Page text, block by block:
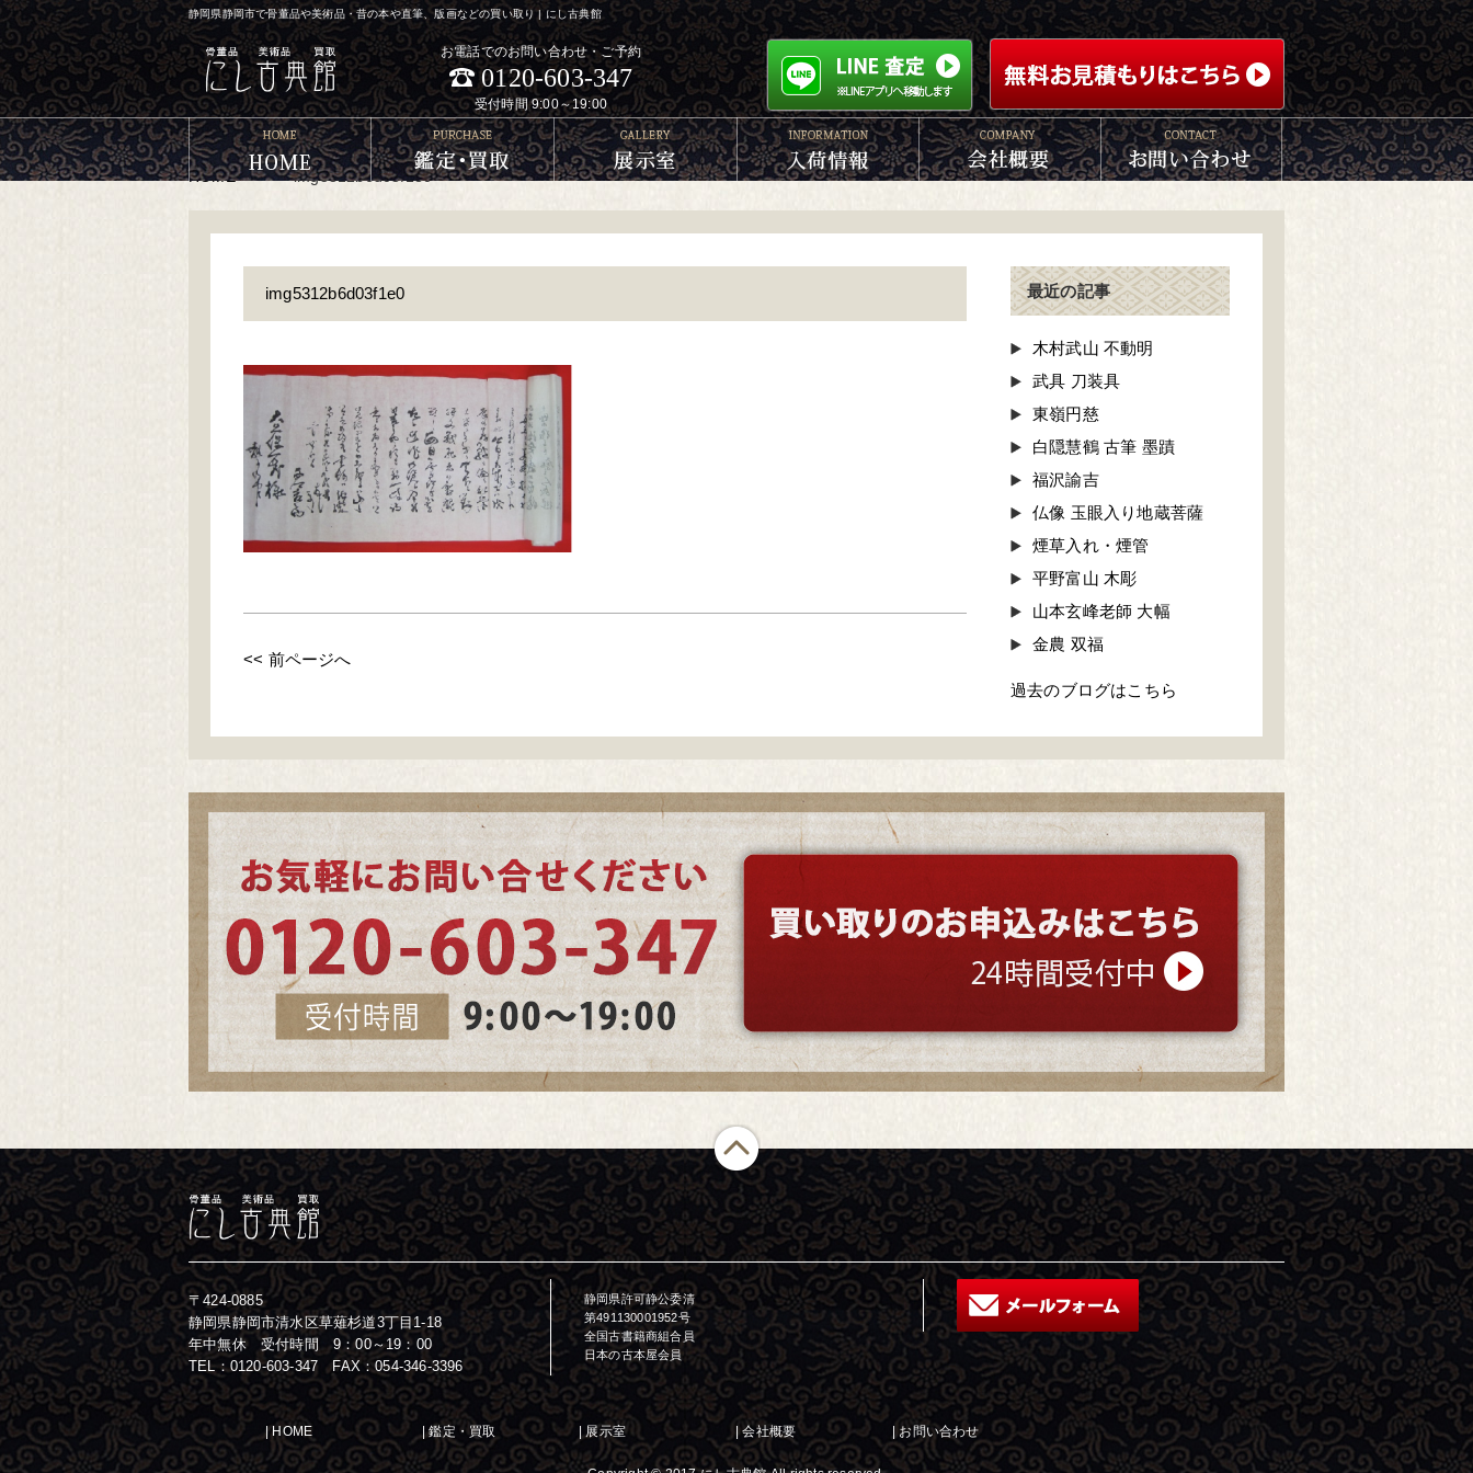
静岡県静岡市で骨董品や美術品・昔の本や直筆、版画などの買い取り | にし古典館
お電話でのお問い合わせ・ご予約
0120-603-347
受付時間 9:00～19:00
HOME> > img5312b6d03f1e0
img5312b6d03f1e0
<< 前ページへ
最近の記事
木村武山 不動明
武具 刀装具
東嶺円慈
白隠慧鶴 古筆 墨蹟
福沢諭吉
仏像 玉眼入り地蔵菩薩
煙草入れ・煙管
平野富山 木彫
山本玄峰老師 大幅
金農 双福
過去のブログはこちら
〒424-0885
静岡県静岡市清水区草薙杉道3丁目1-18
年中無休 受付時間 9：00～19：00
TEL：0120-603-347 FAX：054-346-3396
静岡県許可静公委清
第491130001952号
全国古書籍商組合員
日本の古本屋会員
|HOME |鑑定・買取 展示室 |会社概要 お問い合わせ